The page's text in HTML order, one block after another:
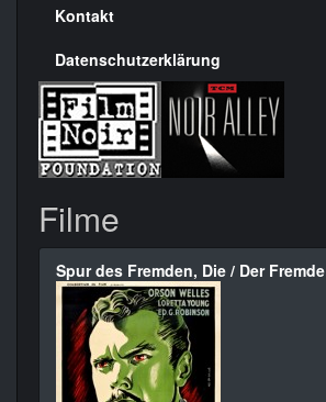
Kontakt
Datenschutzerklärung
Filme
Spur des Fremden, Die / Der Fremde